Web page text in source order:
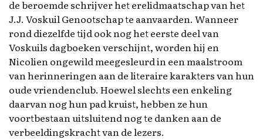
de beroemde schrijver het erelidmaatschap van het
J.J. Voskuil Genootschap te aanvaarden. Wanneer
rond diezelfde tijd ook nog het eerste deel van
Voskuils dagboeken verschijnt, worden hij en
Nicolien ongewild meegesleurd in een maalstroom
van herinneringen aan de literaire karakters van hun
oude vriendenclub. Hoewel slechts een enkeling
daarvan nog hun pad kruist, hebben ze hun
voortbestaan uitsluitend nog te danken aan de
verbeeldingskracht van de lezers.